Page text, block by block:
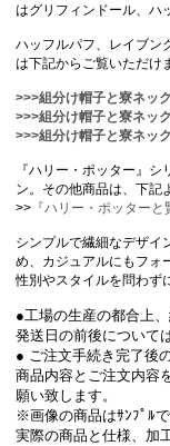
はグリフィンドール、ハ
ハッフルパフ、レイブン
は下記からご覧いただけ
>>>組分け帽子と寮ネッ
>>>組分け帽子と寮ネッ
>>>組分け帽子と寮ネッ
『ハリー・ポッター』
ン。その他商品は、下記
>> 『ハリー・ポッターと
シンプルで繊細なデザイ
め、カジュアルにもフォ
性別やスタイルを問わず
●工場の生産の都合上
発送日の前後について
● ご注文手続き完了後
商品内容とご注文内容
願い致します。
※画像の商品はｻﾝﾌﾟﾙで
実際の商品と仕様、加